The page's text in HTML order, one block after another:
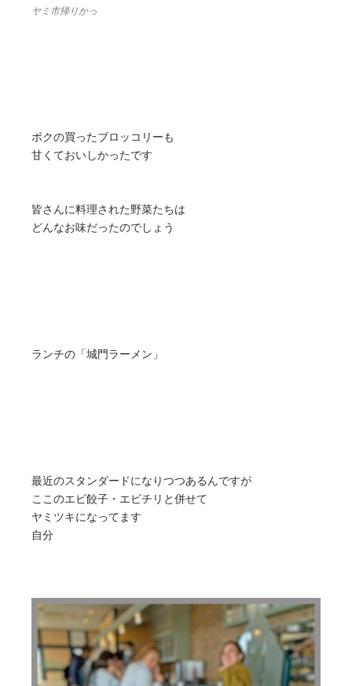
ヤミ市帰りかっ
ボクの買ったブロッコリーも
甘くておいしかったです
皆さんに料理された野菜たちは
どんなお味だったのでしょう
ランチの「城門ラーメン」
最近のスタンダードになりつつあるんですが
ここのエビ餃子・エビチリと併せて
ヤミツキになってます
自分